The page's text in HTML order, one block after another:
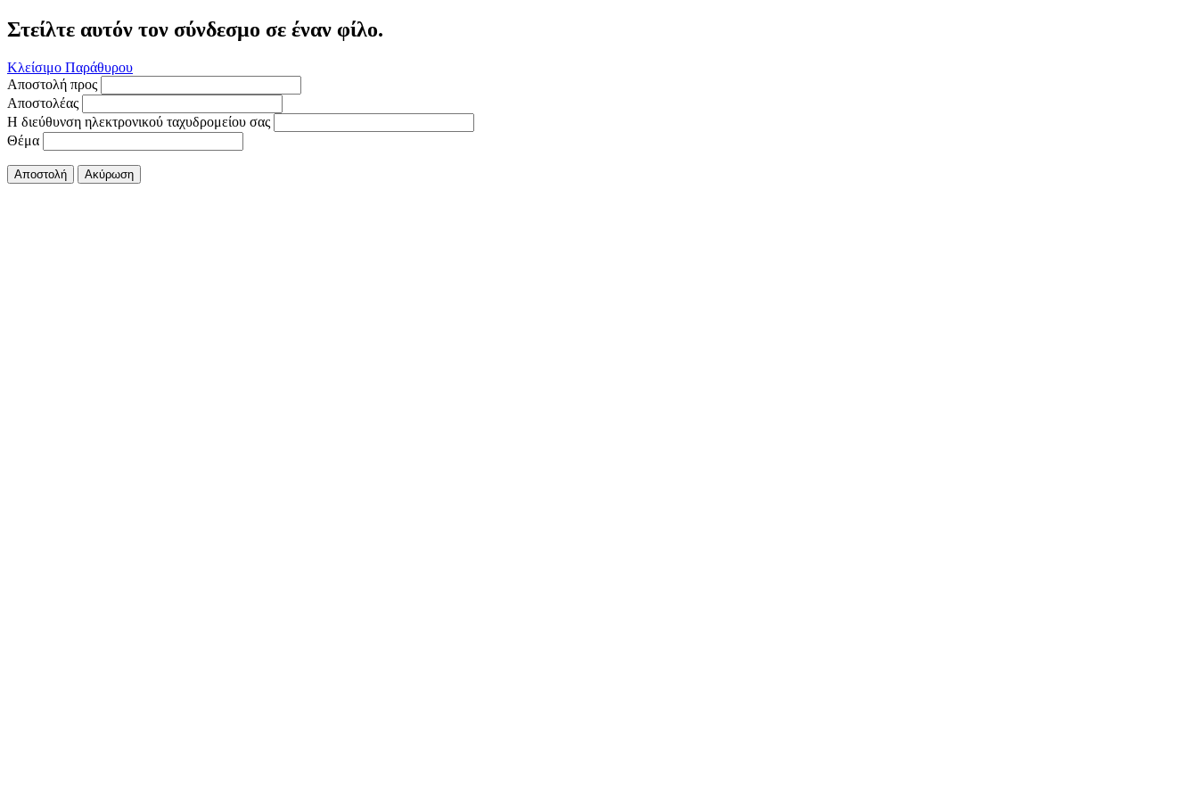
Στείλτε αυτόν τον σύνδεσμο σε έναν φίλο.
Κλείσιμο Παράθυρου
Αποστολή προς
Αποστολέας
Η διεύθυνση ηλεκτρονικού ταχυδρομείου σας
Θέμα
Αποστολή Ακύρωση